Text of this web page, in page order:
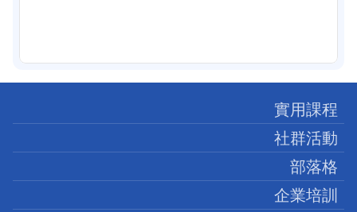
實用課程
社群活動
部落格
企業培訓